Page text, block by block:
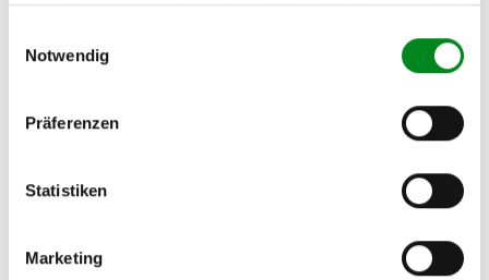
Notwendig
Präferenzen
Statistiken
Marketing
Hersteller
Unternehmensname:
TMC Turbolader Manufaktur Coesfeld
Am Wasserturm 55, Coesfeld, NRW, 48653, DE